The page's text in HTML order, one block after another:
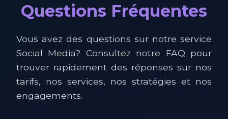
Questions Fréquentes
Vous avez des questions sur notre service
Social Media? Consultez notre FAQ pour
trouver rapidement des réponses sur nos
tarifs, nos services, nos stratégies et nos
engagements.